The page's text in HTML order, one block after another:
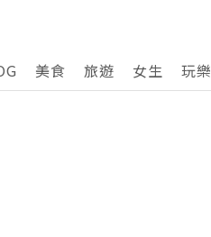
美食 旅遊 女生 玩樂